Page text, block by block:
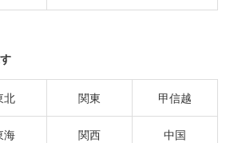
北 関東 甲信越
海 関西 中国